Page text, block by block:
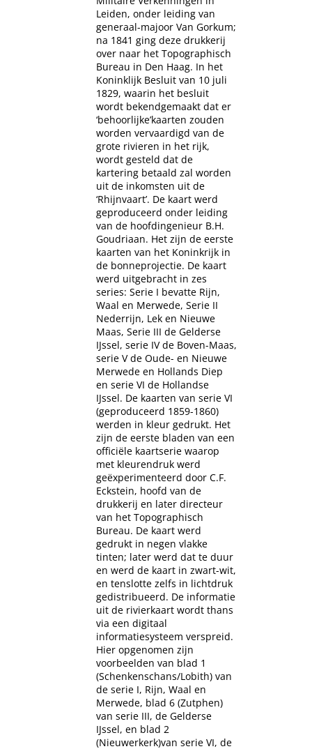
Leiden, onder leiding van
generaal-majoor Van Gorkum;
na 1841 ging deze drukkerij
over naar het Topographisch
Bureau in Den Haag. In het
Koninklijk Besluit van 10 juli
1829, waarin het besluit
wordt bekendgemaakt dat er
‘behoorlijke’kaarten zouden
worden vervaardigd van de
grote rivieren in het rijk,
wordt gesteld dat de
kartering betaald zal worden
uit de inkomsten uit de
‘Rhijnvaart’. De kaart werd
geproduceerd onder leiding
van de hoofdingenieur B.H.
Goudriaan. Het zijn de eerste
kaarten van het Koninkrijk in
de bonneprojectie. De kaart
werd uitgebracht in zes
series: Serie I bevatte Rijn,
Waal en Merwede, Serie II
Nederrijn, Lek en Nieuwe
Maas, Serie III de Gelderse
IJssel, serie IV de Boven-Maas,
serie V de Oude- en Nieuwe
Merwede en Hollands Diep
en serie VI de Hollandse
IJssel. De kaarten van serie VI
(geproduceerd 1859-1860)
werden in kleur gedrukt. Het
zijn de eerste bladen van een
officiële kaartserie waarop
met kleurendruk werd
geëxperimenteerd door C.F.
Eckstein, hoofd van de
drukkerij en later directeur
van het Topographisch
Bureau. De kaart werd
gedrukt in negen vlakke
tinten; later werd dat te duur
en werd de kaart in zwart-wit,
en tenslotte zelfs in lichtdruk
gedistribueerd. De informatie
uit de rivierkaart wordt thans
via een digitaal
informatiesysteem verspreid.
Hier opgenomen zijn
voorbeelden van blad 1
(Schenkenschans/Lobith) van
de serie I, Rijn, Waal en
Merwede, blad 6 (Zutphen)
van serie III, de Gelderse
IJssel, en blad 2
(Nieuwerkerk)van serie VI, de